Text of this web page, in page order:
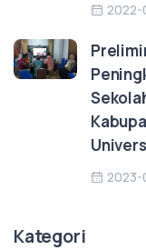
2022-
Kategori